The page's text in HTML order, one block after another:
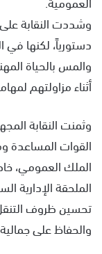
وشددت النقابة على
دستورياً، لكنها
والمس بالحياة
أثناء مزاولتهم
وثمنت النقابة
القوات المساعدة
الملك العمومي،
الملحقة الإدارية
تحسين ظروف
والحفاظ على